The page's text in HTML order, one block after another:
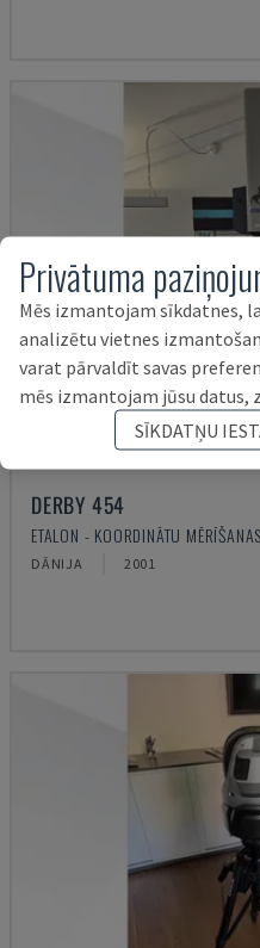
DERBY 454
ETALON - KOORDINĀTU
DĀNIJA 2001
Privātuma
Mēs izmantojam sīkdatnes,
analizētu vietnes
varat pārvaldīt savas
mēs izmantojam jūsu datus,
SĪKDATŅU